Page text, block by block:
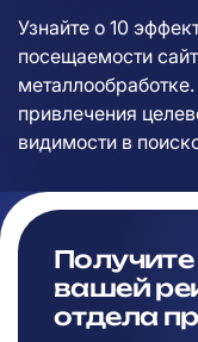
Узнайте о 10
посещаемости
привлечения
видимости в
вашей
отдела